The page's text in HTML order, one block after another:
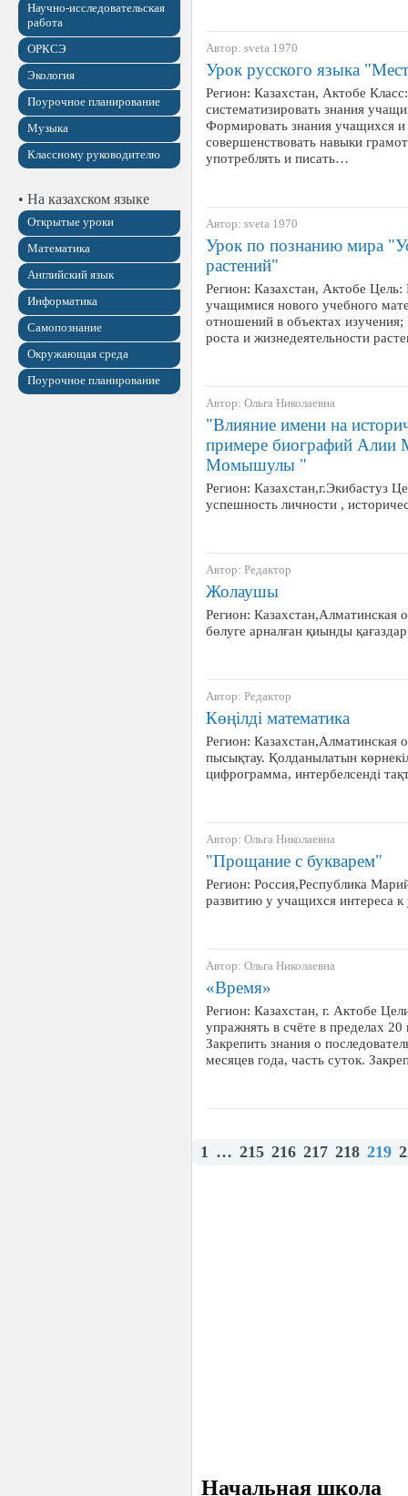
Научно-исследовательская
работа
ОРКСЭ
Экология
Поурочное планирование
Музыка
Классному руководителю
• На казахском языке
Открытые уроки
Математика
Английский язык
Информатика
Самопознание
Окружающая среда
Поурочное планирование
Автор: sveta 1970
Урок русского языка
Регион: Казахстан, Актобе
систематизировать знания
Формировать знания учащихся
совершенствовать навыки
употреблять и писать…
Автор: sveta 1970
Урок по познанию мира
растений"
Регион: Казахстан, Актобе
учащимися нового учебного
отношений в объектах
роста и жизнедеятельности
Автор: Ольга Николаевна
"Влияние имени на
примере биографий Алии
Момышулы "
Регион: Казахстан,г.Экибастуз
успешность личности ,
Автор: Редактор
Жолаушы
Регион: Казахстан,Алматинская
бөлуге арналған қиынды
Автор: Редактор
Көңілді математика
Регион: Казахстан,Алматинская
пысықтау. Қолданылатын
цифрограмма, интербелсенді
Автор: Ольга Николаевна
"Прощание с букварем"
Регион: Россия,Республика
развитию у учащихся интереса
Автор: Ольга Николаевна
«Время»
Регион: Казахстан, г. Актобе
упражнять в счёте в пределах
Закрепить знания о
месяцев года, часть суток.
1 … 215 216 217 218 219
Начальная школа